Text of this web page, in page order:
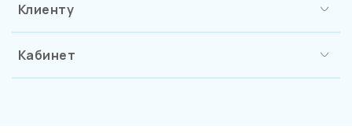
Клиенту
Кабинет